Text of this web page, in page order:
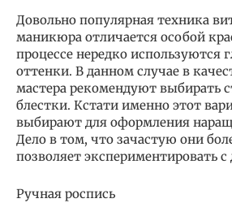
Довольно популярная техника
маникюра отличается особой
процессе нередко используются
оттенки. В данном случае в
мастера рекомендуют выбирать
блестки. Кстати именно этот
выбирают для оформления
Дело в том, что зачастую они
позволяет экспериментировать
Ручная роспись